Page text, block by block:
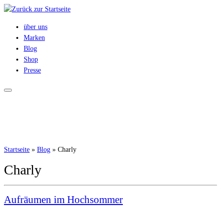
Zum
springenüber uns
Marken
Blog
Shop
Presse
Startseite » Blog » Charly
Charly
Aufräumen im Hochsommer